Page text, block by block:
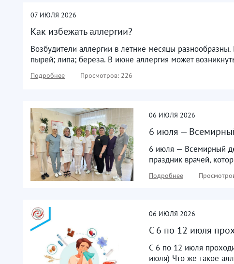
07 ИЮЛЯ 2026
Как избежать аллергии?
Возбудители аллергии в летние месяцы
пырей; липа; береза. В июне аллергия может
Подробнее Просмотров: 226
06 ИЮЛЯ 2026
6 июля —
6 июля — Всемирный
праздник врачей,
Подробнее
06 ИЮЛЯ 2026
С 6 по 12 июля
С 6 по 12 июля
июля) Что же такое